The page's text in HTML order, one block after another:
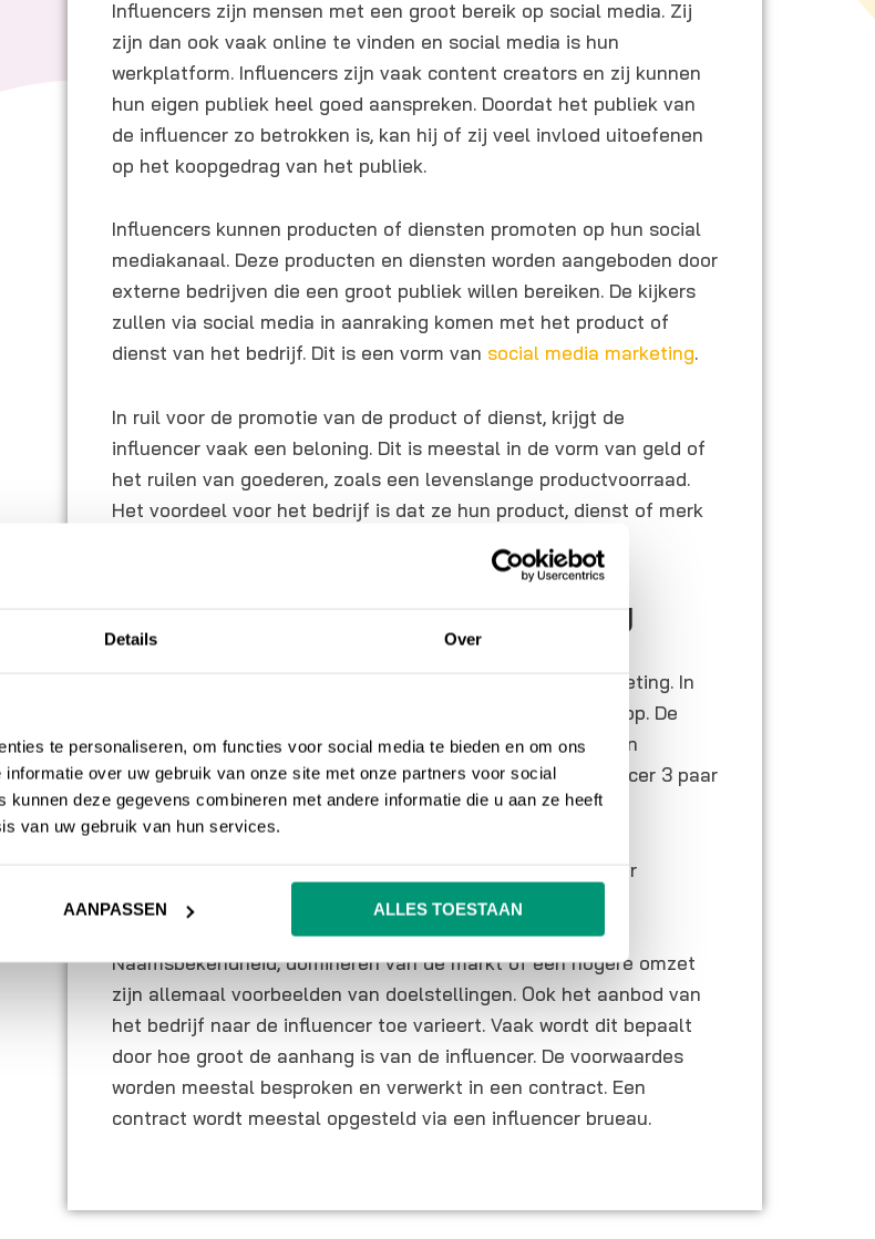
Details Over
te personaliseren, om functies voor social media te bieden en om ons
over uw gebruik van onze site met onze partners voor social
deze gegevens combineren met andere informatie die u aan ze heeft
van uw gebruik van hun services.
AANPASSEN ALLES TOESTAAN
Influencers zijn mensen met een groot bereik op social media. Zij
zijn dan ook vaak online te vinden en social media is hun
werkplatform. Influencers zijn vaak content creators en zij kunnen
hun eigen publiek heel goed aanspreken. Doordat het publiek van
de influencer zo betrokken is, kan hij of zij veel invloed uitoefenen
op het koopgedrag van het publiek.
Influencers kunnen producten of diensten promoten op hun social
mediakanaal. Deze producten en diensten worden aangeboden door
externe bedrijven die een groot publiek willen bereiken. De kijkers
zullen via social media in aanraking komen met het product of
dienst van het bedrijf. Dit is een vorm van social media marketing.
In ruil voor de promotie van de product of dienst, krijgt de
influencer vaak een beloning. Dit is meestal in de vorm van geld of
het ruilen van goederen, zoals een levenslange productvoorraad.
Het voordeel voor het bedrijf is dat ze hun product, dienst of merk
Voorbeeld influencer marketing
Een nieuw schoenenbedrijf wil groeien in de markt en
naamsbekendheid creëren. Ze overwegen influencer marketing. In
overleg met een influencer sturen ze een paar schoenen op. De
influencer moet deze schoenen dragen en promoten in zijn
volgende video. In ruil voor deze promotie krijgt de influencer 3 paar
schoenen en 300 euro.
Niet alleen nieuwe bedrijven kunnen kiezen voor influencer
marketing, ook bedrijven die al langer actief zijn. Ook de
doelstellingen van influencer marketing kan variëren.
Naamsbekendheid, domineren van de markt of een hogere omzet
zijn allemaal voorbeelden van doelstellingen. Ook het aanbod van
het bedrijf naar de influencer toe varieert. Vaak wordt dit bepaalt
door hoe groot de aanhang is van de influencer. De voorwaardes
worden meestal besproken en verwerkt in een contract. Een
contract wordt meestal opgesteld via een influencer brueau.